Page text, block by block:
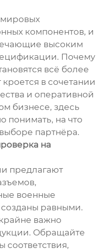
мировых
компонентов, и
высоким
Почему
всё более
в сочетании
и оперативной
бизнесе, здесь
понимать, на что
партнёра.
на
предлагают
военные
равными.
важно
Обращайте
соответствия,